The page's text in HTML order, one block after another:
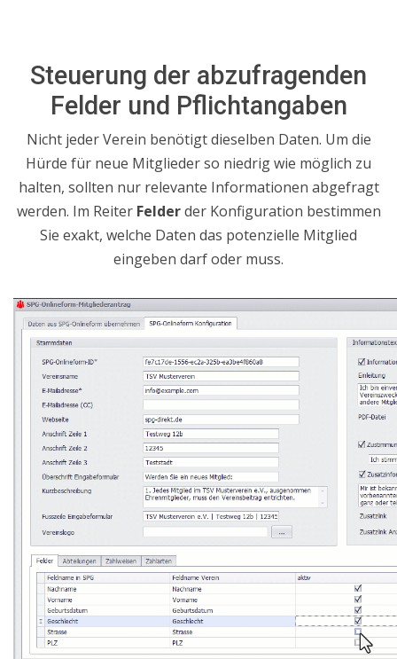
Steuerung der abzufragenden
Felder und Pflichtangaben
Nicht jeder Verein benötigt dieselben Daten. Um die
Hürde für neue Mitglieder so niedrig wie möglich zu
halten, sollten nur relevante Informationen abgefragt
werden. Im Reiter Felderder Konfiguration bestimmen
Sie exakt, welche Daten das potenzielle Mitglied
eingeben darf oder muss.